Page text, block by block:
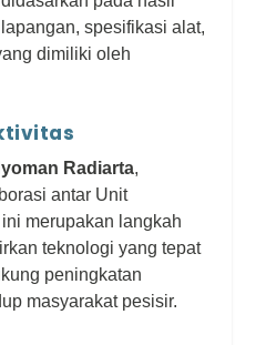
spesifikasi alat,
dimiliki oleh
Radiarta,
antar Unit
merupakan langkah
teknologi yang tepat
peningkatan
masyarakat pesisir.